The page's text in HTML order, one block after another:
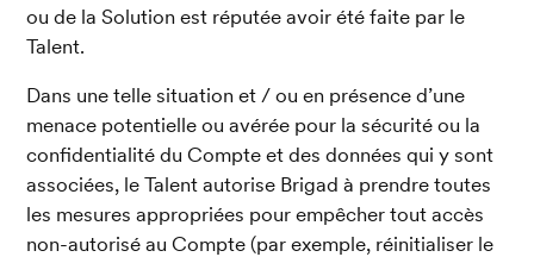
ou de la Solution est réputée avoir été faite par le
Talent.
Dans une telle situation et / ou en présence d’une
menace potentielle ou avérée pour la sécurité ou la
confidentialité du Compte et des données qui y sont
associées, le Talent autorise Brigad à prendre toutes
les mesures appropriées pour empêcher tout accès
non-autorisé au Compte (par exemple, réinitialiser le